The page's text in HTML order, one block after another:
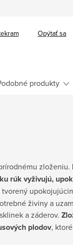
Opýtať sa
produkty
zloženiu.
rúk vyživujú,
živiny a
a záderov.
plodov,